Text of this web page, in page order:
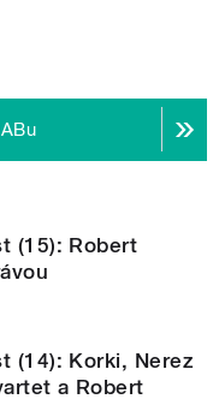
(15): Robert
(14): Korki, Nerez
a Robert